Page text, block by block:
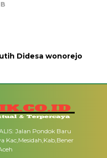
Didesa wonorejo
Jalan Pondok Baru
Kac,Mesidah,Kab,Bener